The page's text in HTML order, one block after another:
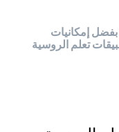
بفضل إمكانيات
تعلم الروسية